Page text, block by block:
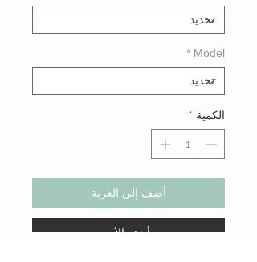
Model
*
الكمية *
أضِف إلى العربة
أشتر الأن